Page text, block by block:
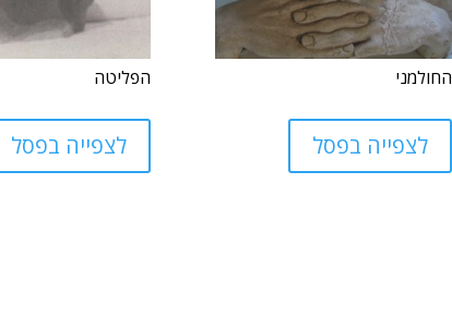
החולמני
לצפייה בפסל
הפליטה
לצפייה בפסל